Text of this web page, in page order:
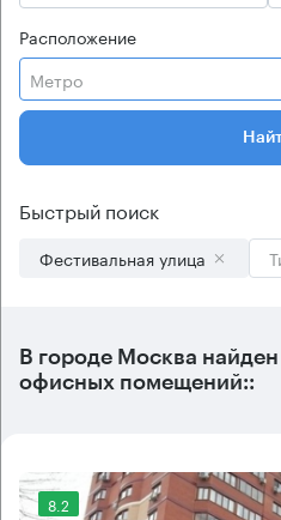
Расположение
Метро
Быстрый поиск
Фестивальная улица
В городе Москва найден
офисных помещений::
8.2